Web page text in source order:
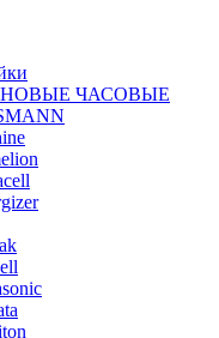
ЧАСОВЫЕ